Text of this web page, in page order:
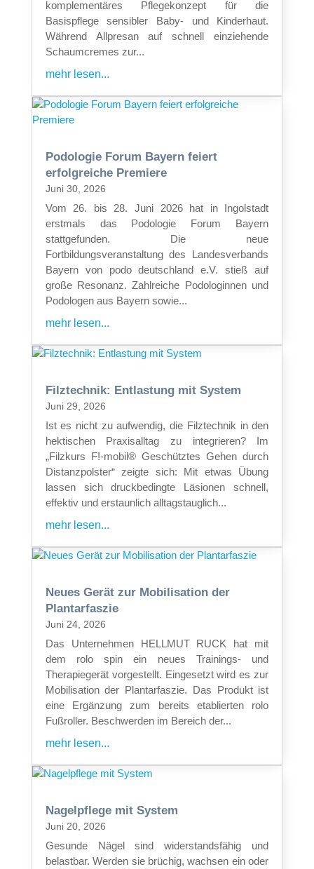
komplementäres Pflegekonzept für die
Basispflege sensibler Baby- und Kinderhaut.
Während Allpresan auf schnell einziehende
Schaumcremes zur...
mehr lesen...
Podologie Forum Bayern feiert
erfolgreiche Premiere
Juni 30, 2026
Vom 26. bis 28. Juni 2026 hat in Ingolstadt
erstmals das Podologie Forum Bayern
stattgefunden. Die neue
Fortbildungsveranstaltung des Landesverbands
Bayern von podo deutschland e.V. stieß auf
große Resonanz. Zahlreiche Podologinnen und
Podologen aus Bayern sowie...
mehr lesen...
Filztechnik: Entlastung mit System
Juni 29, 2026
Ist es nicht zu aufwendig, die Filztechnik in den
hektischen Praxisalltag zu integrieren? Im
„Filzkurs F!-mobil® Geschütztes Gehen durch
Distanzpolster“ zeigte sich: Mit etwas Übung
lassen sich druckbedingte Läsionen schnell,
effektiv und erstaunlich alltagstauglich...
mehr lesen...
Neues Gerät zur Mobilisation der
Plantarfaszie
Juni 24, 2026
Das Unternehmen HELLMUT RUCK hat mit
dem rolo spin ein neues Trainings- und
Therapiegerät vorgestellt. Eingesetzt wird es zur
Mobilisation der Plantarfaszie. Das Produkt ist
eine Ergänzung zum bereits etablierten rolo
Fußroller. Beschwerden im Bereich der...
mehr lesen...
Nagelpflege mit System
Juni 20, 2026
Gesunde Nägel sind widerstandsfähig und
belastbar. Werden sie brüchig, wachsen ein oder